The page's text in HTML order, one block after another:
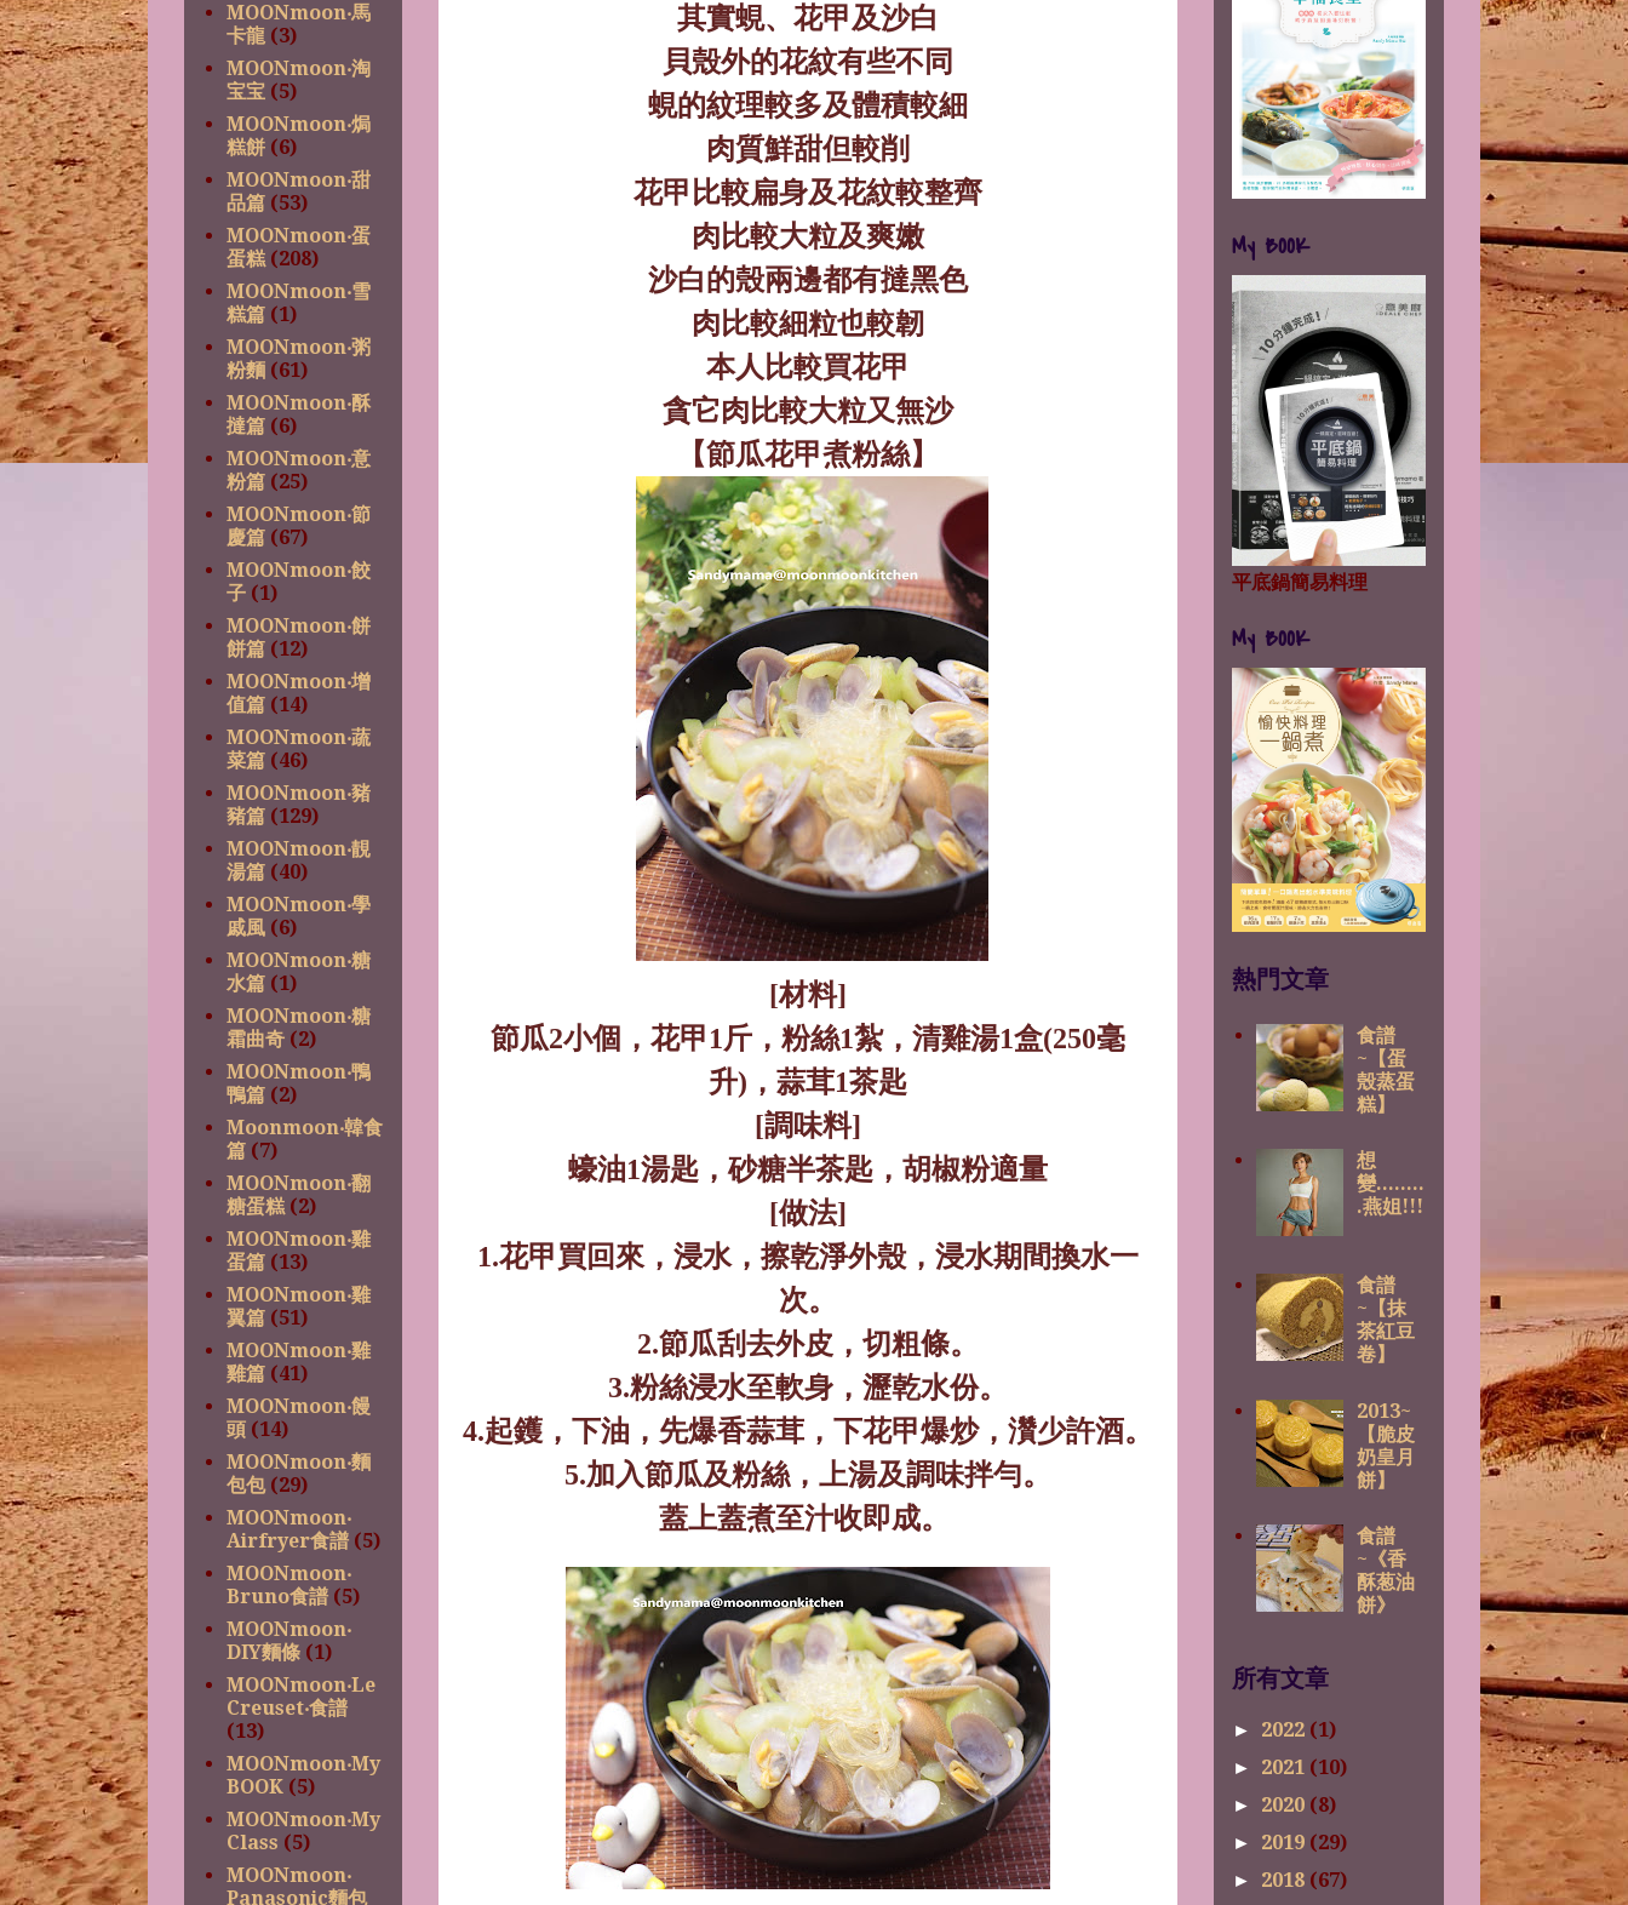
其實蜆、花甲及沙白
貝殼外的花紋有些不同
蜆的紋理較多及體積較細
肉質鮮甜但較削
花甲比較扁身及花紋較整齊
肉比較大粒及爽嫩
沙白的殼兩邊都有撻黑色
肉比較細粒也較韌
本人比較買花甲
貪它肉比較大粒又無沙
【節瓜花甲煮粉絲】
[材料]
節瓜2小個，花甲1斤，粉絲1紮，清雞湯1盒(250毫
升) ，蒜茸1茶匙
[調味料]
蠔油1湯匙，砂糖半茶匙，胡椒粉適量
[做法]
1.花甲買回來，浸水，擦乾淨外殼，浸水期間換水一
次。
2.節瓜刮去外皮，切粗條。
3.粉絲浸水至軟身，瀝乾水份。
4.起鑊，下油，先爆香蒜茸，下花甲爆炒，灒少許酒。
5.加入節瓜及粉絲，上湯及調味拌勻。
蓋上蓋煮至汁收即成。
MOONmoon‧馬
卡龍 (3)
MOONmoon‧淘
宝宝 (5)
MOONmoon‧焗
糕餅 (6)
MOONmoon‧甜
品篇 (53)
MOONmoon‧蛋
蛋糕 (208)
MOONmoon‧雪
糕篇 (1)
MOONmoon‧粥
粉麵 (61)
MOONmoon‧酥
撻篇 (6)
MOONmoon‧意
粉篇 (25)
MOONmoon‧節
慶篇 (67)
MOONmoon‧餃
子 (1)
MOONmoon‧餅
餅篇 (12)
MOONmoon‧增
值篇 (14)
MOONmoon‧蔬
菜篇 (46)
MOONmoon‧豬
豬篇 (129)
MOONmoon‧靚
湯篇 (40)
MOONmoon‧學
戚風 (6)
MOONmoon‧糖
水篇 (1)
MOONmoon‧糖
霜曲奇 (2)
MOONmoon‧鴨
鴨篇 (2)
Moonmoon‧韓食
篇 (7)
MOONmoon‧翻
糖蛋糕 (2)
MOONmoon‧雞
蛋篇 (13)
MOONmoon‧雞
翼篇 (51)
MOONmoon‧雞
雞篇 (41)
MOONmoon‧饅
頭 (14)
MOONmoon‧麵
包包 (29)
MOONmoon‧
Airfryer食譜 (5)
MOONmoon‧
Bruno食譜 (5)
MOONmoon‧
DIY麵條 (1)
MOONmoon‧Le
Creuset‧食譜
(13)
MOONmoon‧My
BOOK (5)
MOONmoon‧My
Class (5)
MOONmoon‧
Panasonic麵包
My BOOK
平底鍋簡易料理
My BOOK
熱門文章
食譜
~【蛋
殼蒸蛋
糕】
想
變........
.燕姐!!!
食譜
~【抹
茶紅豆
卷】
2013~
【脆皮
奶皇月
餅】
食譜
~《香
酥葱油
餅》
所有文章
► 2022 (1)
► 2021 (10)
► 2020 (8)
► 2019 (29)
► 2018 (67)